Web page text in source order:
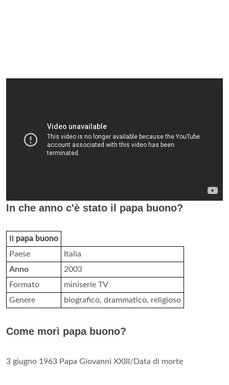
In che anno c'è stato il papa buono?
papa buono
Paese
Italia
Anno
2003
Formato
miniserie TV
Genere
biografico, drammatico, religioso
Come morì papa buono?
3 giugno 1963 Papa Giovanni XXIII/Data di morte